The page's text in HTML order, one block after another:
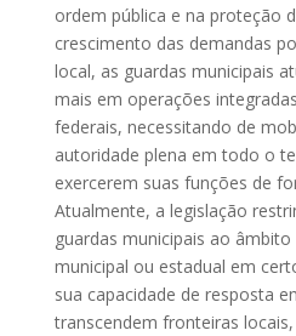
ordem pública e na proteção
crescimento das demandas
local, as guardas municipais
mais em operações
federais, necessitando de
autoridade plena em todo o
exercerem suas funções de
Atualmente, a legislação
guardas municipais ao âmbito
municipal ou estadual em
sua capacidade de resposta
transcendem fronteiras